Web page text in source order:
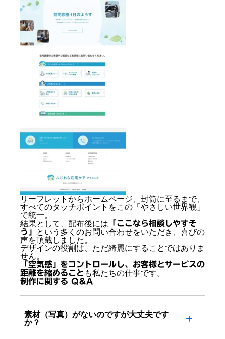
リーフレットからホームページ、封筒に至るまで、
すべてのタッチポイントをこの「やさしい世界観」
で統一。
結果として、配布後には 「ここなら相談しやすそ
う」
という多くのお問い合わせをいただき、喜びの
声を頂戴しました。
デザインの役割は、ただ綺麗にすることではありま
せん。
「空気感」をコントロールし、お客様とサービスの
距離を縮めること も私たちの仕事です。
制作に関する Q&A
素材（写真）がないのですが大丈夫です
か？
「医療＝固い」は損してる？ 「やさしさ」全振りの
デザインで、問い合わせが増えた理由。
制作に関する Q&A